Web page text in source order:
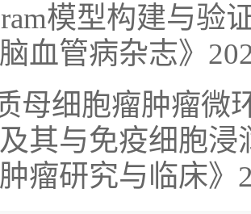
模型构建与验
血管病杂志》
母细胞瘤肿瘤微
其与免疫细胞
瘤研究与临床》